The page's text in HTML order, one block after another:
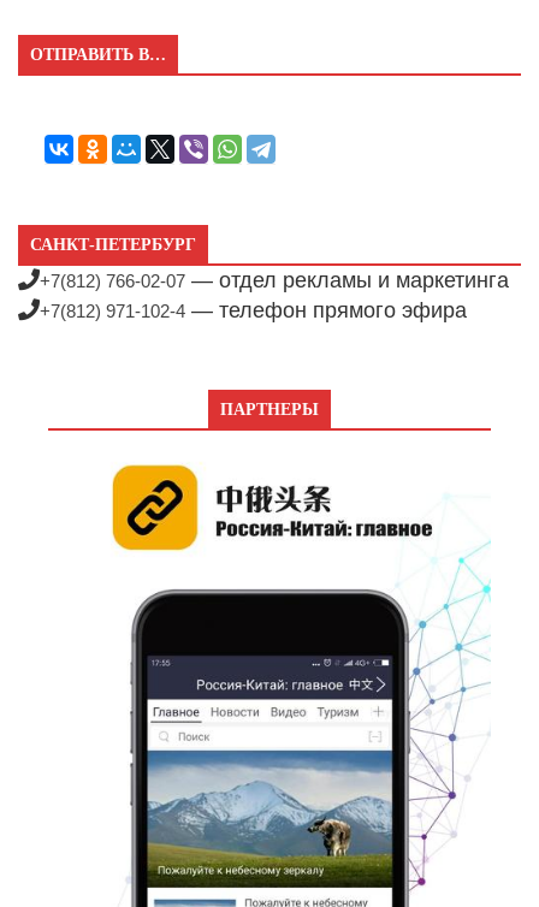
ОТПРАВИТЬ В…
САНКТ-ПЕТЕРБУРГ
+7(812) 766-02-07 — отдел рекламы и маркетинга
+7(812) 971-102-4 — телефон прямого эфира
ПАРТНЕРЫ